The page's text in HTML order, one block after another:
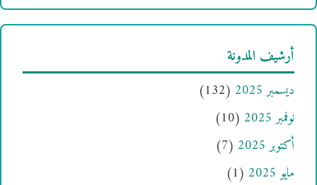
أرشيف المدونة
ديسمبر 2025
(132)
نوفمبر 2025
(10)
أكتوبر 2025
(7)
مايو 2025
(1)